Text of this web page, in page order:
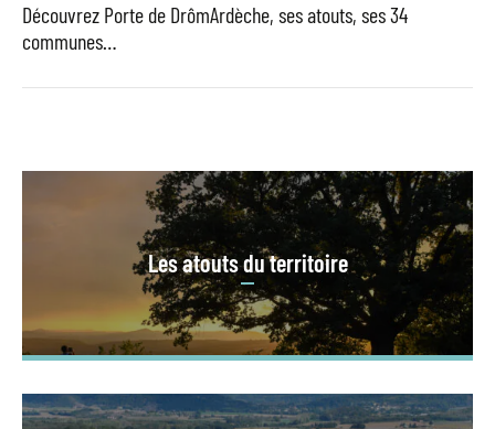
Découvrez Porte de DrômArdèche, ses atouts, ses 34
communes…
Les atouts du territoire